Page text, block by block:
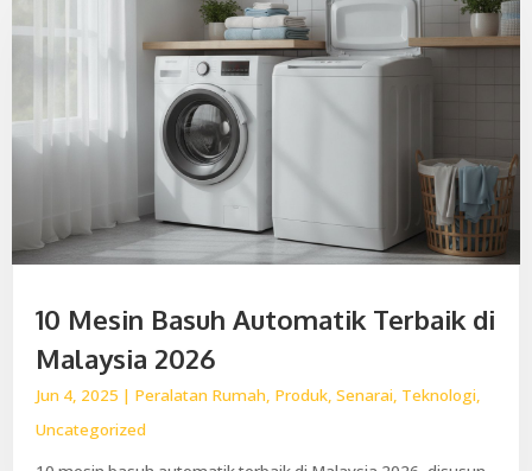
10 Mesin Basuh Automatik Terbaik di
Malaysia 2026
Jun 4, 2025 | Peralatan Rumah, Produk,Senarai, Teknologi,
Uncategorized